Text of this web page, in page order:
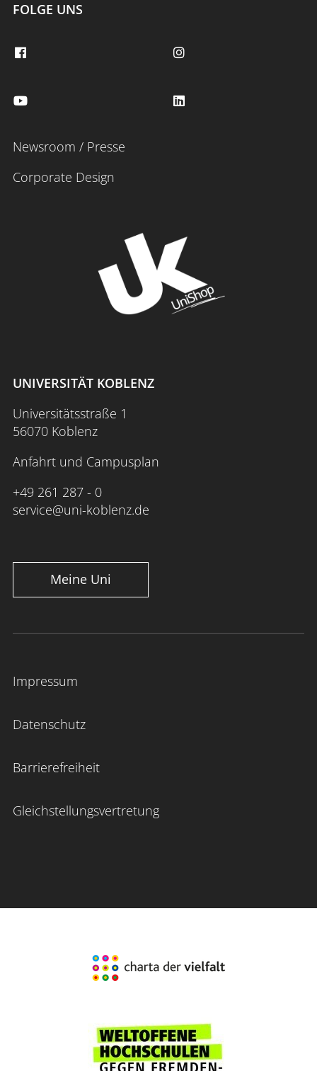
FOLGE UNS
Newsroom / Presse
Corporate Design
UNIVERSITÄT KOBLENZ
Universitätsstraße 1
56070 Koblenz
Anfahrt und Campusplan
+49 261 287 - 0
service@uni-koblenz.de
Meine Uni
Impressum
Datenschutz
Barrierefreiheit
Gleichstellungsvertretung